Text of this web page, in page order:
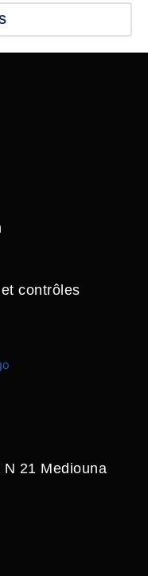
contrôles
21 Mediouna